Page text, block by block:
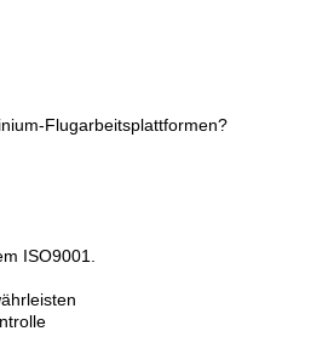
Flugarbeitsplattformen?
ISO9001.